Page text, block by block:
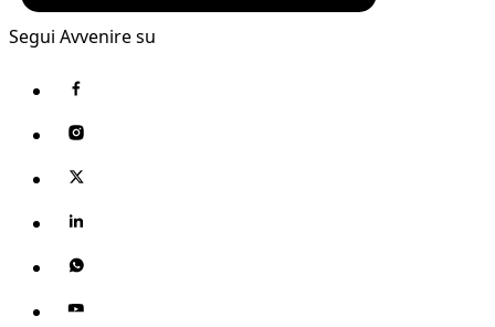
Segui Avvenire su